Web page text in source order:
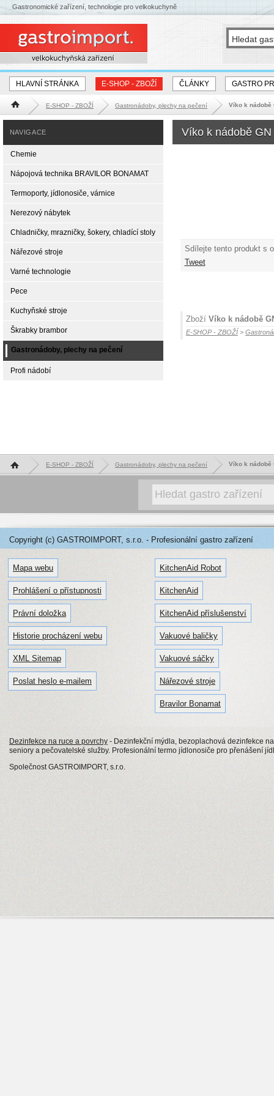
HLAVNÍ STRÁNKA E-SHOP - ZBOŽÍ ČLÁNKY GASTRO
Hlavní stránka E-SHOP - ZBOŽÍ Gastronádoby, plechy na pečení Víko k nádobě
Víko k nádobě GN
Sdílejte tento produkt s
Tweet
Zboží Víko k nádobě
E-SHOP - ZBOŽÍ >
NAVIGACE
Chemie
Nápojová technika BRAVILOR BONAMAT
Termoporty, jídlonosiče, várnice
Nerezový nábytek
Chladničky, mrazničky, šokery, chladící stoly
Nářezové stroje
Varné technologie
Pece
Kuchyňské stroje
Škrabky brambor
Gastronádoby, plechy na pečení
Profi nádobí
Gastronomické zařízení, technologie pro velkokuchyně
Hlavní stránka E-SHOP - ZBOŽÍ Gastronádoby, plechy na pečení Víko k nádobě
Copyright (c) GASTROIMPORT, s.r.o. - Profesionální gastro zařízení
Mapa webu
Prohlášení o přístupnosti
Právní doložka
Historie procházení webu
XML Sitemap
Poslat heslo e-mailem
KitchenAid Robot
KitchenAid
KitchenAid příslušenství
Vakuové baličky
Vakuové sáčky
Nářezové stroje
Bravilor Bonamat
Dezinfekce na ruce a povrchy - Dezinfekční mýdla, bezoplachová dezinfekce
seniory a pečovatelské služby. Profesionální termo jídlonosiče pro přenášení
Společnost GASTROIMPORT, s.r.o.